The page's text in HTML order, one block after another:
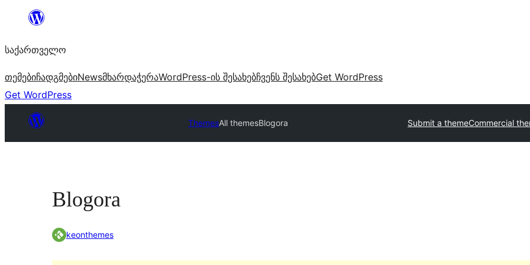
შიგთავსზე
საქართველო
თემებიჩადგმებიNewsმხარდაჭერაWordPress-ის შესახებჩვენს შესახებGet WordPress
Get WordPress
ThemesAll themesBlogora Submit a themeCommercial
Blogora
keonthemes